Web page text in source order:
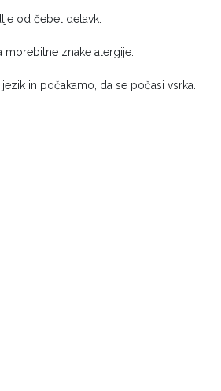
od čebel delavk.
znake alergije.
in počakamo, da se počasi vsrka.